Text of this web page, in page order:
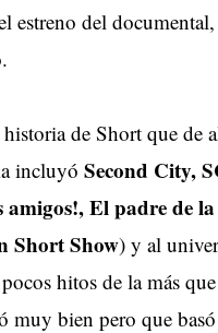
estreno del
de Short que de
incluyó Second City,
amigos!, El padre de
Short Show) y al
hitos de la más
muy bien pero que